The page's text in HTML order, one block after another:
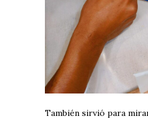
También sirvió para